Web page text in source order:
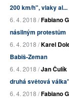
200 km/h", vlaky al...
6. 4. 2018 /Fabiano
násilným protestům
6. 4. 2018 /Karel
Babiš-Zeman
6. 4. 2018 /Jan Čulík
druhá světová válka"
6. 4. 2018 /Fabiano